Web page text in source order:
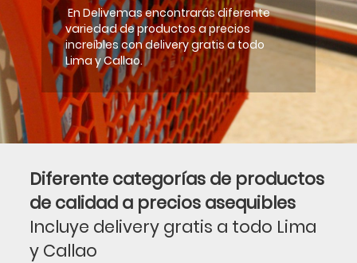
En Delivemas encontrarás diferente
variedad de productos a precios
increíbles con delivery gratis a todo
Lima y Callao.
Diferente categorías de productos
de calidad a precios asequibles
Incluye delivery gratis a todo Lima
y Callao